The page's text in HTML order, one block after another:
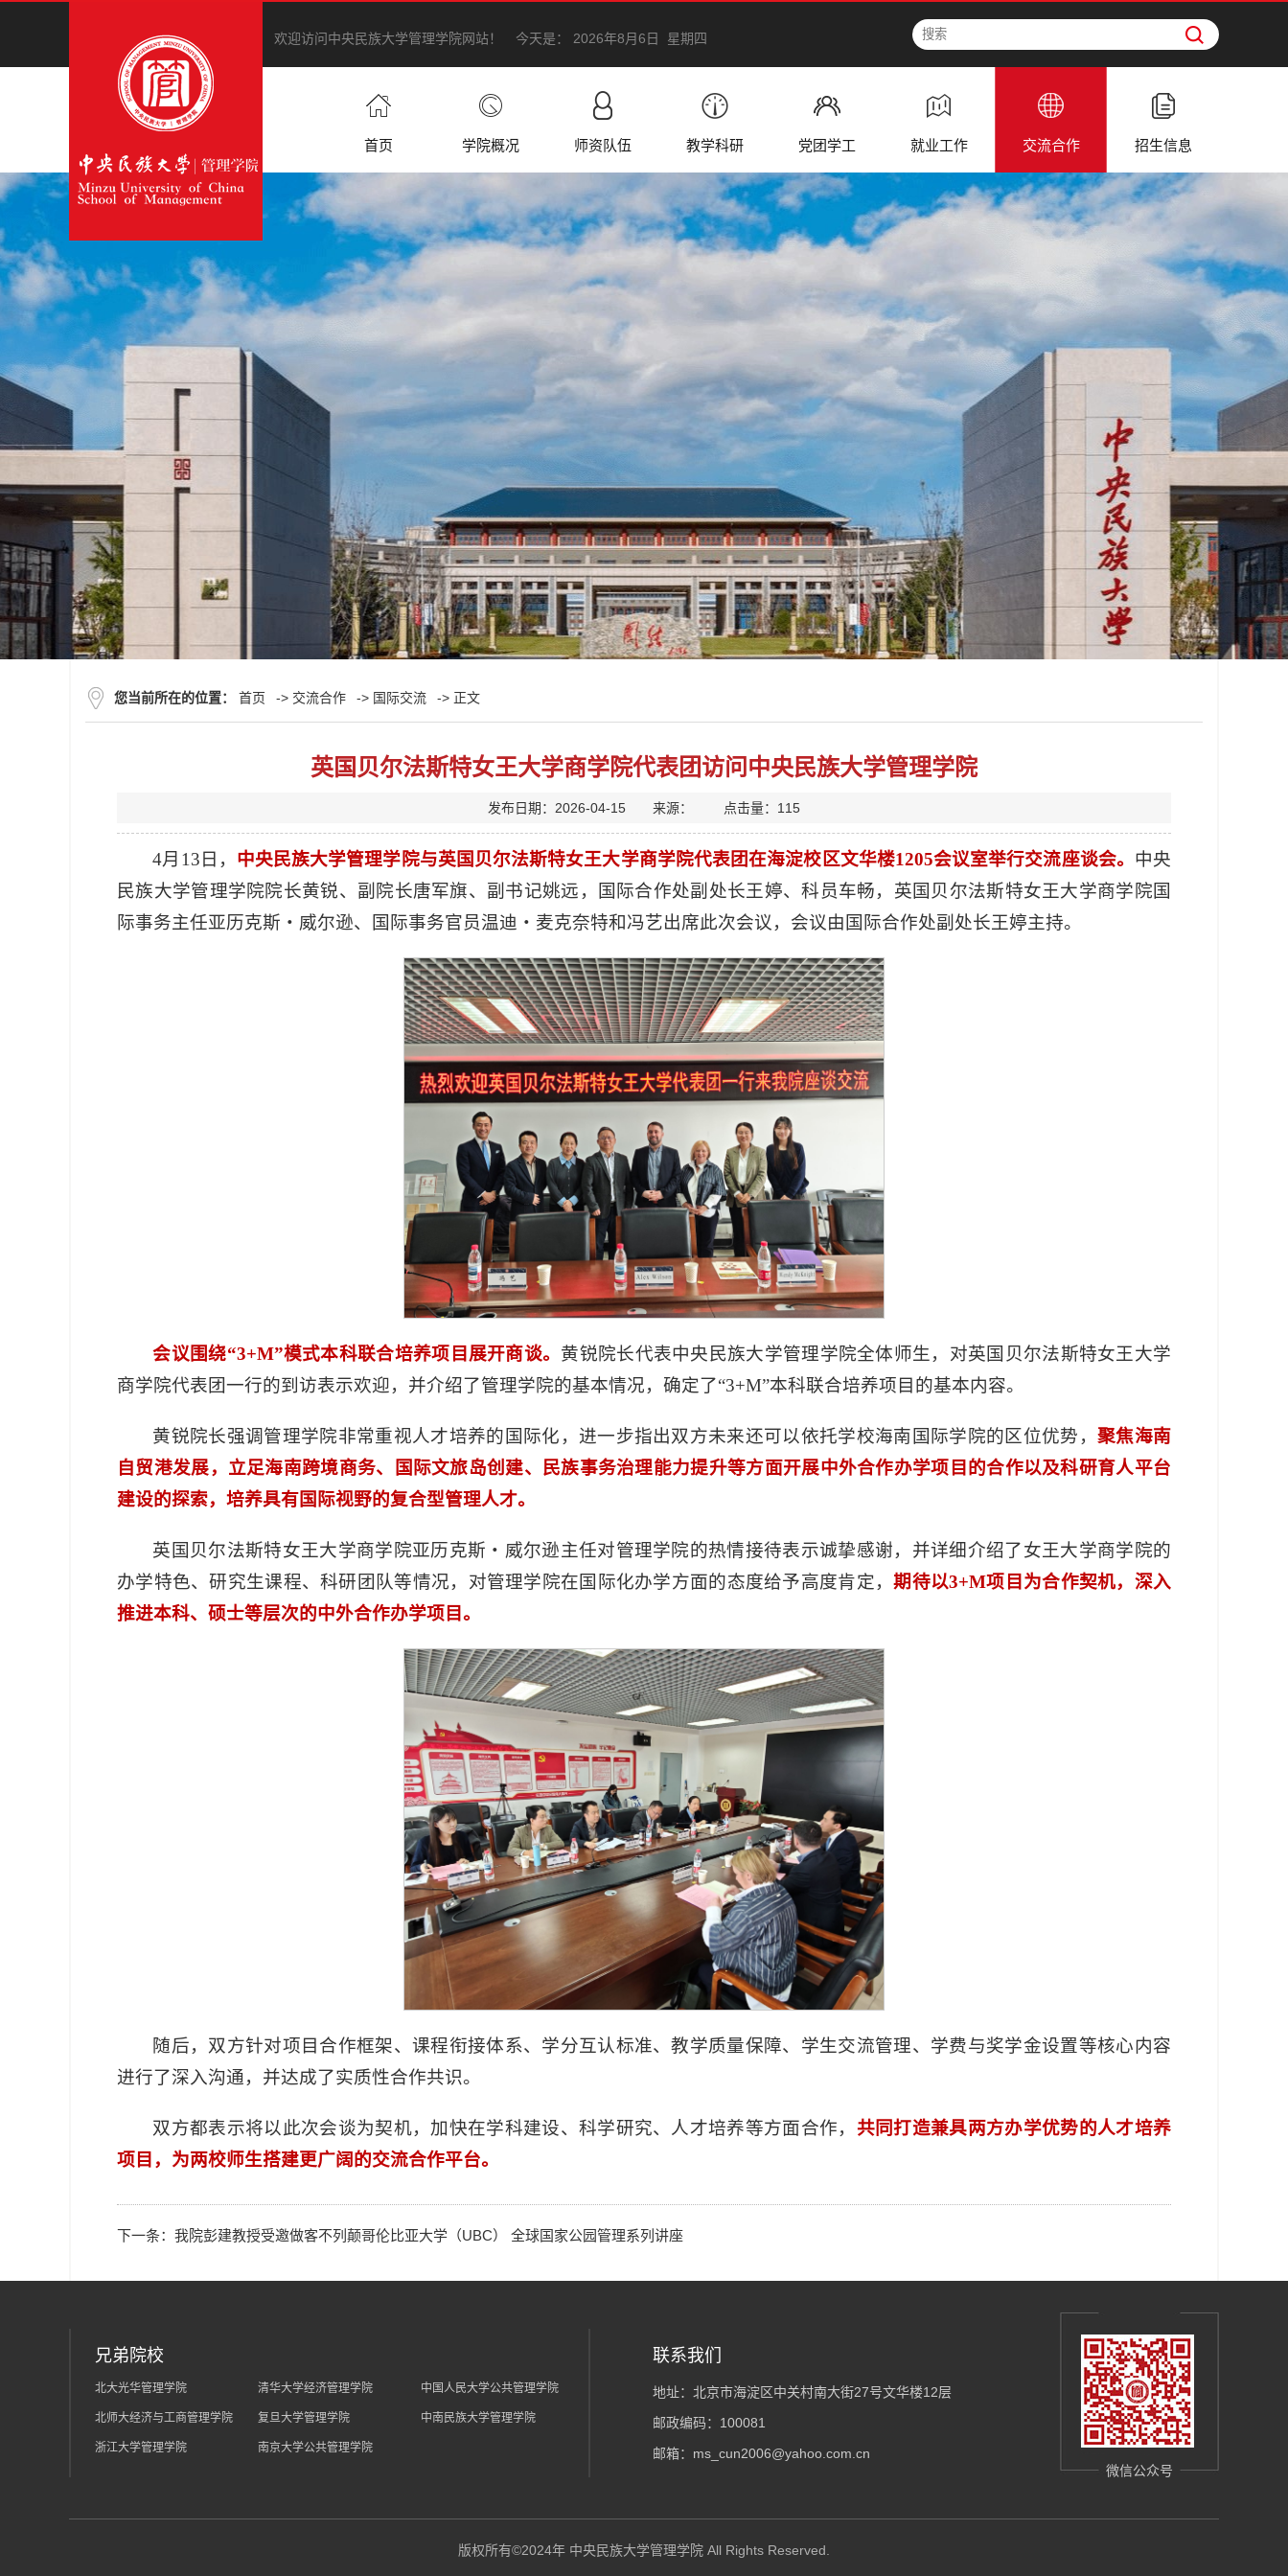
欢迎访问中央民族大学管理学院网站！ 今天是： 2026年8月6日 星期四
首页 学院概况 师资队伍 教学科研 党团学工 就业工作 交流合作 招生信息
您当前所在的位置： 首页 -> 交流合作 -> 国际交流 -> 正文
英国贝尔法斯特女王大学商学院代表团访问中央民族大学管理学院
发布日期：2026-04-15 来源： 点击量： 115
4月13日， 中央民族大学管理学院与英国贝尔法斯特女王大学商学院代表团在海淀校区文华楼1205会议室举行交流座谈会。 中央
民族大学管理学院院长黄锐、副院长唐军旗、副书记姚远，国际合作处副处长王婷、科员车畅，英国贝尔法斯特女王大学商学院国
际事务主任亚历克斯・威尔逊、国际事务官员温迪・麦克奈特和冯艺出席此次会议，会议由国际合作处副处长王婷主持。
会议围绕“3+M”模式本科联合培养项目展开商谈。 黄锐院长代表中央民族大学管理学院全体师生，对英国贝尔法斯特女王大学
商学院代表团一行的到访表示欢迎，并介绍了管理学院的基本情况，确定了“3+M”本科联合培养项目的基本内容。
黄锐院长强调管理学院非常重视人才培养的国际化，进一步指出双方未来还可以依托学校海南国际学院的区位优势，聚焦海南
自贸港发展，立足海南跨境商务、国际文旅岛创建、民族事务治理能力提升等方面开展中外合作办学项目的合作以及科研育人平台
建设的探索，培养具有国际视野的复合型管理人才。
英国贝尔法斯特女王大学商学院亚历克斯・威尔逊主任对管理学院的热情接待表示诚挚感谢，并详细介绍了女王大学商学院的
办学特色、研究生课程、科研团队等情况，对管理学院在国际化办学方面的态度给予高度肯定，期待以3+M项目为合作契机，深入
推进本科、硕士等层次的中外合作办学项目。
随后，双方针对项目合作框架、课程衔接体系、学分互认标准、教学质量保障、学生交流管理、学费与奖学金设置等核心内容
进行了深入沟通，并达成了实质性合作共识。
双方都表示将以此次会谈为契机，加快在学科建设、科学研究、人才培养等方面合作， 共同打造兼具两方办学优势的人才培养
项目，为两校师生搭建更广阔的交流合作平台。
下一条： 我院彭建教授受邀做客不列颠哥伦比亚大学（UBC） 全球国家公园管理系列讲座
兄弟院校
北大光华管理学院 清华大学经济管理学院 中国人民大学公共管理学院
北师大经济与工商管理学院 复旦大学管理学院 中南民族大学管理学院
浙江大学管理学院 南京大学公共管理学院
联系我们
地址：北京市海淀区中关村南大街27号文华楼12层
邮政编码：100081
邮箱：ms_cun2006@yahoo.com.cn
微信公众号
版权所有©2024年 中央民族大学管理学院 All Rights Reserved.